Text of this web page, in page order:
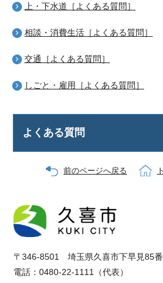
上・下水道［よくある質問］
相談・消費生活［よくある質問］
交通［よくある質問］
しごと・雇用［よくある質問］
よくある質問
前のページへ戻る
〒346-8501 埼玉県久喜市下早見85
電話：0480-22-1111（代表）